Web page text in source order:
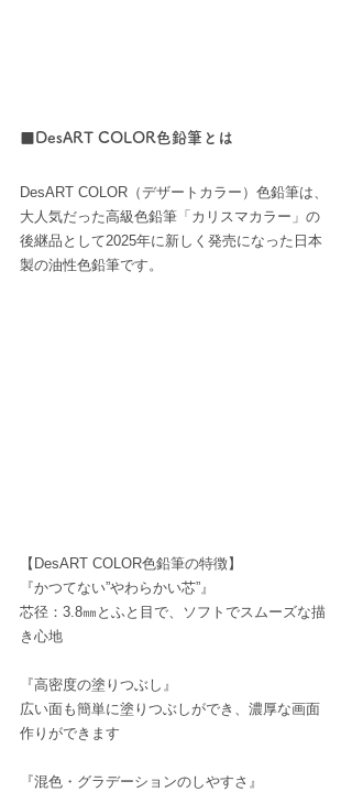
■DesART COLOR色鉛筆とは
DesART COLOR（デザートカラー）色鉛筆は、
大人気だった高級色鉛筆「カリスマカラー」の
後継品として2025年に新しく発売になった日本
製の油性色鉛筆です。
【DesART COLOR色鉛筆の特徴】
『かつてない”やわらかい芯”』
芯径：3.8㎜とふと目で、ソフトでスムーズな描
き心地
『高密度の塗りつぶし』
広い面も簡単に塗りつぶしができ、濃厚な画面
作りができます
『混色・グラデーションのしやすさ』